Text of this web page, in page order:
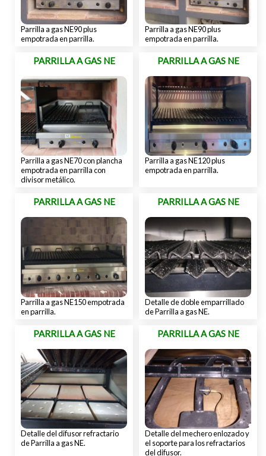
Parrilla a gas NE90 plus
empotrada en parrilla.
Parrilla a gas NE90 plus
empotrada en parrilla.
PARRILLA A GAS NE
Parrilla a gas NE70 con plancha
empotrada en parrilla con
divisor metálico.
PARRILLA A GAS NE
Parrilla a gas NE120 plus
empotrada en parrilla.
PARRILLA A GAS NE
Parrilla a gas NE150 empotrada
en parrilla.
PARRILLA A GAS NE
Detalle de doble emparrillado
de Parrilla a gas NE.
PARRILLA A GAS NE
Detalle del difusor refractario
de Parrilla a gas NE.
PARRILLA A GAS NE
Detalle del mechero enlozado y
el soporte para los refractarios
del difusor.